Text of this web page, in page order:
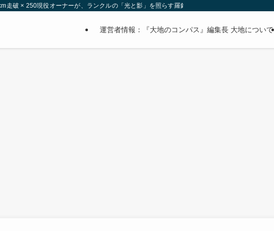
走破 × 250現役オーナーが、ランクルの「光と影」を照らす羅針盤。
運営者情報：『大地のコンパス』編集長 大地について